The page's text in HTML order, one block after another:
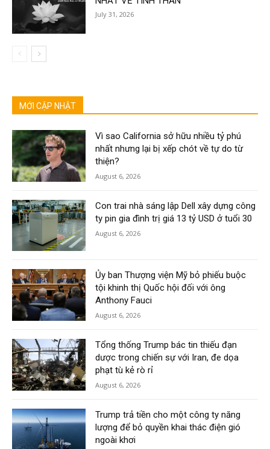
July 31, 2026
MỚI CẬP NHẬT
Vì sao California sở hữu nhiều tỷ phú
nhất nhưng lại bị xếp chót về tự do từ
thiện?
August 6, 2026
Con trai nhà sáng lập Dell xây dựng công
ty pin gia đình trị giá 13 tỷ USD ở tuổi 30
August 6, 2026
Ủy ban Thượng viện Mỹ bỏ phiếu buộc
tội khinh thị Quốc hội đối với ông
Anthony Fauci
August 6, 2026
Tổng thống Trump bác tin thiếu đạn
dược trong chiến sự với Iran, đe dọa
phạt tù kẻ rò rỉ
August 6, 2026
Trump trả tiền cho một công ty năng
lượng để bỏ quyền khai thác điện gió
ngoài khơi